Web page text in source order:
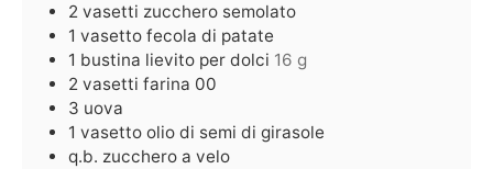
2 vasetti zucchero semolato
1 vasetto fecola di patate
1 bustina lievito per dolci 16 g
2 vasetti farina 00
3 uova
1 vasetto olio di semi di girasole
q.b. zucchero a velo